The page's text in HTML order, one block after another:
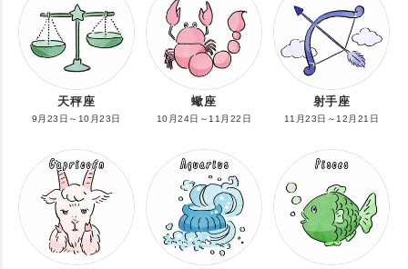
天秤座
9月23日～10月23日
蠍座
10月24日～11月22日
射手座
11月23日～12月21日